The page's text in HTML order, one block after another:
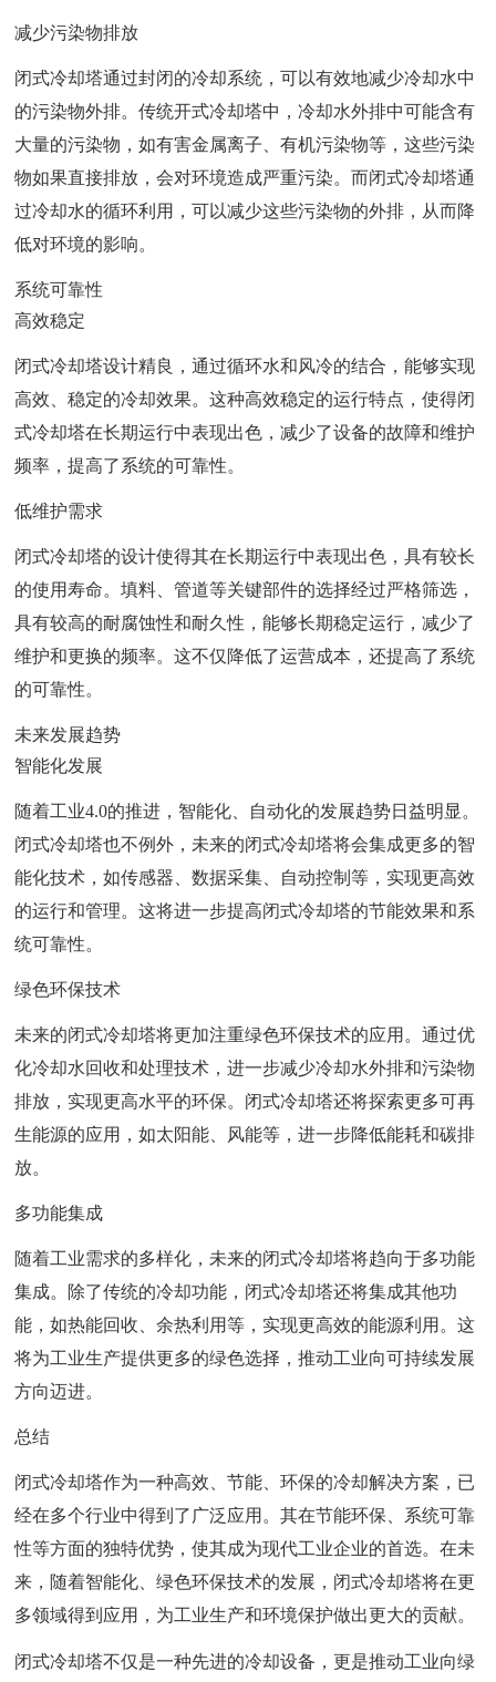
减少污染物排放
闭式冷却塔通过封闭的冷却系统，可以有效地减少冷却水中
的污染物外排。传统开式冷却塔中，冷却水外排中可能含有
大量的污染物，如有害金属离子、有机污染物等，这些污染
物如果直接排放，会对环境造成严重污染。而闭式冷却塔通
过冷却水的循环利用，可以减少这些污染物的外排，从而降
低对环境的影响。
系统可靠性
高效稳定
闭式冷却塔设计精良，通过循环水和风冷的结合，能够实现
高效、稳定的冷却效果。这种高效稳定的运行特点，使得闭
式冷却塔在长期运行中表现出色，减少了设备的故障和维护
频率，提高了系统的可靠性。
低维护需求
闭式冷却塔的设计使得其在长期运行中表现出色，具有较长
的使用寿命。填料、管道等关键部件的选择经过严格筛选，
具有较高的耐腐蚀性和耐久性，能够长期稳定运行，减少了
维护和更换的频率。这不仅降低了运营成本，还提高了系统
的可靠性。
未来发展趋势
智能化发展
随着工业4.0的推进，智能化、自动化的发展趋势日益明显。
闭式冷却塔也不例外，未来的闭式冷却塔将会集成更多的智
能化技术，如传感器、数据采集、自动控制等，实现更高效
的运行和管理。这将进一步提高闭式冷却塔的节能效果和系
统可靠性。
绿色环保技术
未来的闭式冷却塔将更加注重绿色环保技术的应用。通过优
化冷却水回收和处理技术，进一步减少冷却水外排和污染物
排放，实现更高水平的环保。闭式冷却塔还将探索更多可再
生能源的应用，如太阳能、风能等，进一步降低能耗和碳排
放。
多功能集成
随着工业需求的多样化，未来的闭式冷却塔将趋向于多功能
集成。除了传统的冷却功能，闭式冷却塔还将集成其他功
能，如热能回收、余热利用等，实现更高效的能源利用。这
将为工业生产提供更多的绿色选择，推动工业向可持续发展
方向迈进。
总结
闭式冷却塔作为一种高效、节能、环保的冷却解决方案，已
经在多个行业中得到了广泛应用。其在节能环保、系统可靠
性等方面的独特优势，使其成为现代工业企业的首选。在未
来，随着智能化、绿色环保技术的发展，闭式冷却塔将在更
多领域得到应用，为工业生产和环境保护做出更大的贡献。
闭式冷却塔不仅是一种先进的冷却设备，更是推动工业向绿